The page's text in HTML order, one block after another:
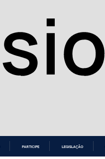
PARTICIPE LEGISLAÇÃO